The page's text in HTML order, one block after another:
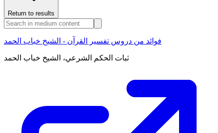
Return to results
فوائد من دروس تفسير القرآن - الشيخ خباب الحمد
ثبات الحكم الشرعي، الشيخ خباب الحمد